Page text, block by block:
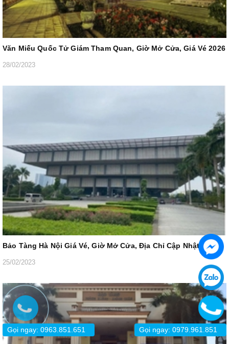
Văn Miếu Quốc Tử Giám Tham Quan, Giờ Mở Cửa, Giá Vé 2026
28/02/2023
Bảo Tàng Hà Nội Giá Vé, Giờ Mở Cửa, Địa Chỉ Cập Nhật 2026
25/02/2023
Gọi ngay: 0979.961.851
Gọi ngay: 0963.851.651